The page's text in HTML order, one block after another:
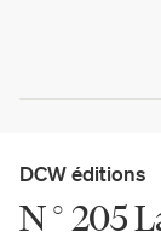
DCW éditions
N ° 205